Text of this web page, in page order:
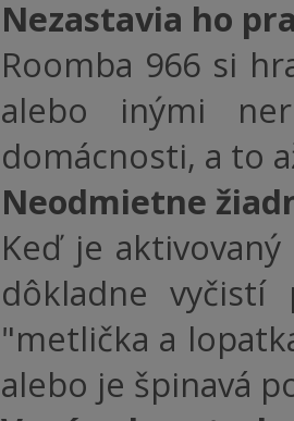
Nezastavia ho
Roomba 966 si
alebo inými
domácnosti, a to
Neodmietne
Keď je
dôkladne
"metlička a
alebo je špinavá